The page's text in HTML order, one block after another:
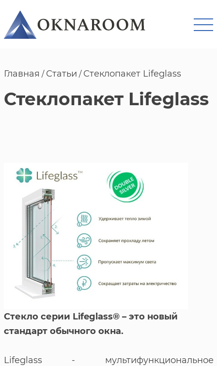
Главная / Статьи / Стеклопакет Lifeglass
Стеклопакет Lifeglass
Стекло серии Lifeglass® – это новый
стандарт обычного окна.
Lifeglass - мультифункциональное